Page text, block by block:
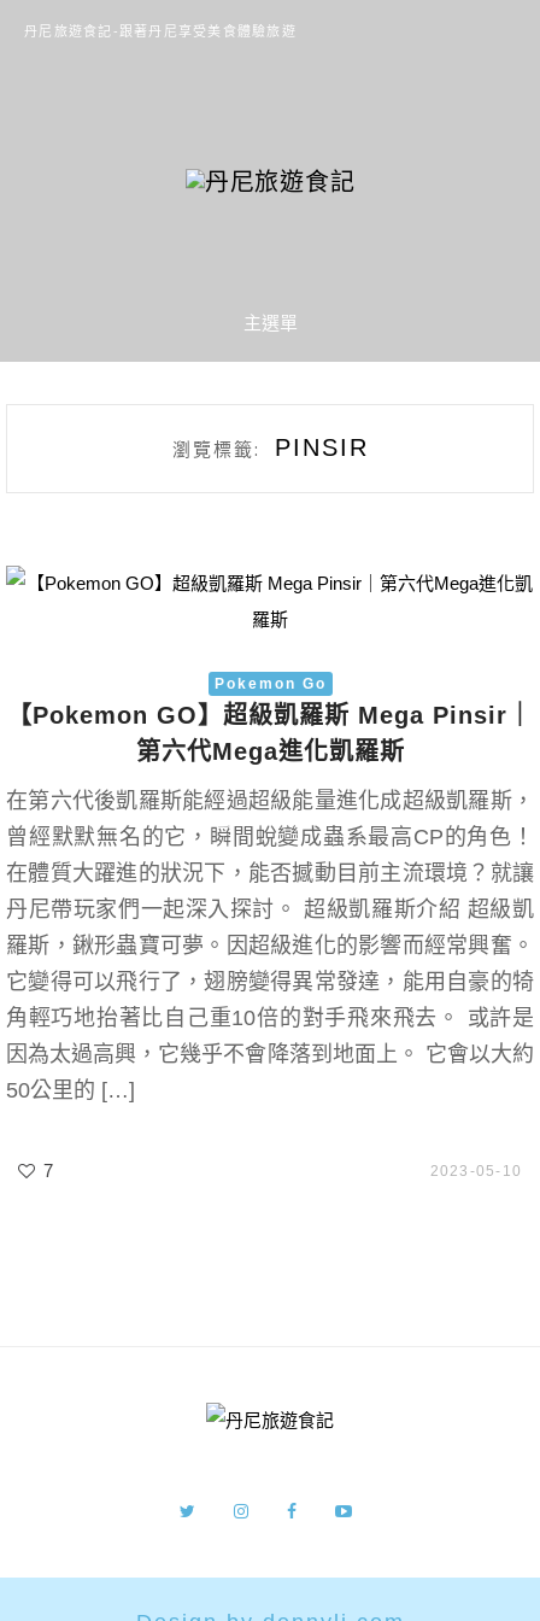
丹尼旅遊食記-跟著丹尼享受美食體驗旅遊
主選單
瀏覽標籤: PINSIR
Pokemon Go
【Pokemon GO】超級凱羅斯 Mega Pinsir｜
第六代Mega進化凱羅斯
在第六代後凱羅斯能經過超級能量進化成超級凱羅斯，
曾經默默無名的它，瞬間蛻變成蟲系最高CP的角色！
在體質大躍進的狀況下，能否撼動目前主流環境？就讓
丹尼帶玩家們一起深入探討。 超級凱羅斯介紹 超級凱
羅斯，鍬形蟲寶可夢。因超級進化的影響而經常興奮。
它變得可以飛行了，翅膀變得異常發達，能用自豪的犄
角輕巧地抬著比自己重10倍的對手飛來飛去。 或許是
因為太過高興，它幾乎不會降落到地面上。 它會以大約
50公里的 […]
7 2023-05-10